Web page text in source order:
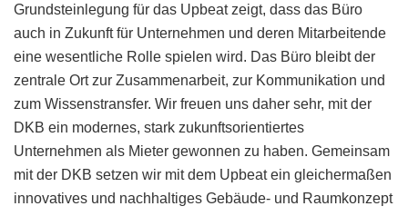
Grundsteinlegung für das Upbeat zeigt, dass das Büro
auch in Zukunft für Unternehmen und deren Mitarbeitende
eine wesentliche Rolle spielen wird. Das Büro bleibt der
zentrale Ort zur Zusammenarbeit, zur Kommunikation und
zum Wissenstransfer. Wir freuen uns daher sehr, mit der
DKB ein modernes, stark zukunftsorientiertes
Unternehmen als Mieter gewonnen zu haben. Gemeinsam
mit der DKB setzen wir mit dem Upbeat ein gleichermaßen
innovatives und nachhaltiges Gebäude- und Raumkonzept